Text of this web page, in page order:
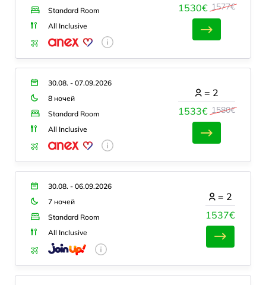
Standard Room
All Inclusive
1530€ 1577€
30.08. - 07.09.2026
8 ночей
Standard Room
All Inclusive
1533€ 1580€
= 2
30.08. - 06.09.2026
7 ночей
Standard Room
All Inclusive
1537€
= 2